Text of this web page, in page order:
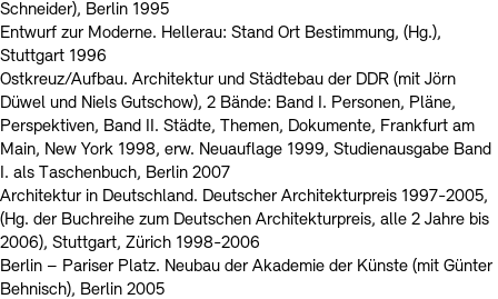
Schneider), Berlin 1995
Entwurf zur Moderne. Hellerau: Stand Ort Bestimmung, (Hg.),
Stuttgart 1996
Ostkreuz/Aufbau. Architektur und Städtebau der DDR (mit Jörn
Düwel und Niels Gutschow), 2 Bände: Band I. Personen, Pläne,
Perspektiven, Band II. Städte, Themen, Dokumente, Frankfurt am
Main, New York 1998, erw. Neuauflage 1999, Studienausgabe Band
I. als Taschenbuch, Berlin 2007
Architektur in Deutschland. Deutscher Architekturpreis 1997-2005,
(Hg. der Buchreihe zum Deutschen Architekturpreis, alle 2 Jahre bis
2006), Stuttgart, Zürich 1998-2006
Berlin – Pariser Platz. Neubau der Akademie der Künste (mit Günter
Behnisch), Berlin 2005